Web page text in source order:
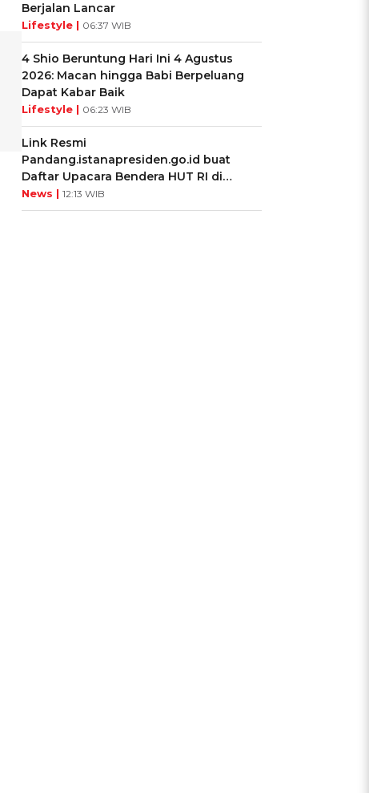
Berjalan Lancar
Lifestyle | 06:37 WIB
4 Shio Beruntung Hari Ini 4 Agustus
2026: Macan hingga Babi Berpeluang
Dapat Kabar Baik
Lifestyle | 06:23 WIB
Link Resmi
Pandang.istanapresiden.go.id buat
Daftar Upacara Bendera HUT RI di
Istana Negara
News | 12:13 WIB